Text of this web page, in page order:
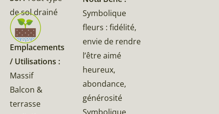
de sol drainé
Emplacements
/ Utilisations :
Massif
Balcon &
terrasse
Symbolique
fleurs : fidélité,
envie de rendre
l’être aimé
heureux,
abondance,
générosité